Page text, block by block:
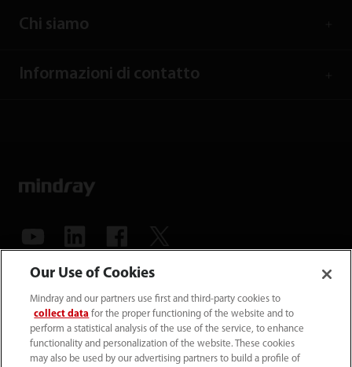
Chi siamo
Informazioni di contatto
info.it@mindray.com
Condizioni d’uso｜Site Map｜Cookie Policy｜
Our Use of Cookies
Mindray and our partners use first and third-party cookies to
collect data for the proper functioning of the website and to
perform a statistical analysis of the use of the service, to enhance
functionality and personalization of the website. These cookies
may also be used by our advertising partners to build a profile of